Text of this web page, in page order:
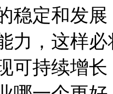
稳定和发
力，这样
可持续增